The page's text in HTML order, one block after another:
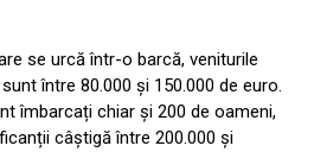
se urcă într-o barcă, veniturile
între 80.000 și 150.000 de euro.
îmbarcați chiar și 200 de oameni,
câștigă între 200.000 și